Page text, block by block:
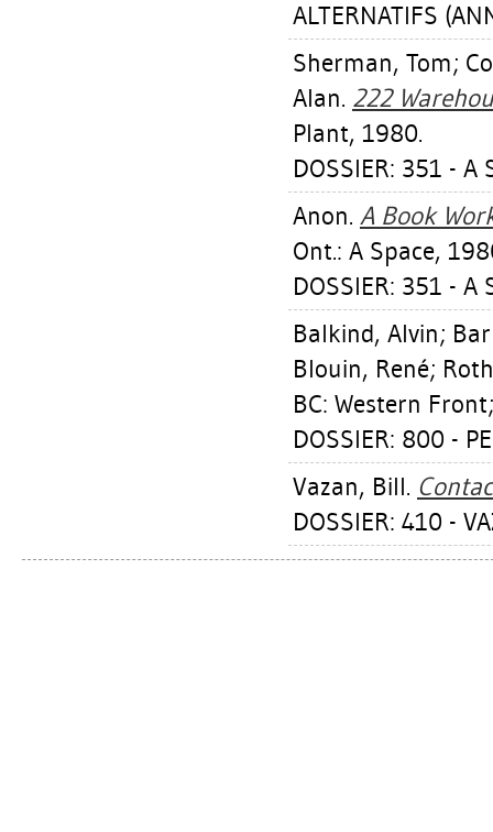
ALTERNATIFS
Sherman, Tom;
Alan. 222
Plant, 1980.
DOSSIER: 351 - A
Anon. A Book
Ont.: A Space,
DOSSIER: 351 - A
Balkind, Alvin;
Blouin, René;
BC: Western
DOSSIER: 800 -
Vazan, Bill.
DOSSIER: 410 -